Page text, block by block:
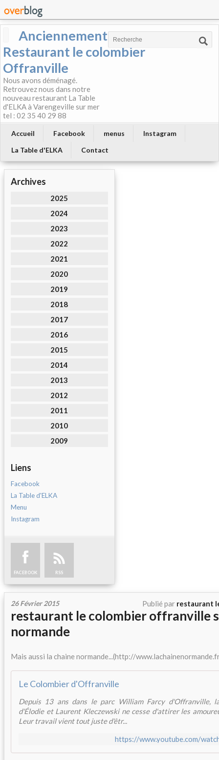
Anciennement
Restaurant le colombier
Offranville
Nous avons déménagé.
Retrouvez nous dans notre
nouveau restaurant La Table
d'ELKA à Varengeville sur mer
tel : 02 35 40 29 88
Accueil Facebook menus
Instagram
La Table d'ELKA
Contact
Archives
2025
2024
2023
2022
2021
2020
2019
2018
2017
2016
2015
2014
2013
2012
2011
2010
2009
Liens
Facebook
La Table d'ELKA
Menu
Instagram
FACEBOOK RSS
26 Février 2015 Publié par restaurant
restaurant le colombier offranville
normande
Mais aussi la chaine normande...(http://
Le Colombier d'Offranville
Depuis 13 ans dans le parc William Farcy d'Offranville,
d'Élodie et Laurent Kleczewski ne cesse d'attirer les
Leur travail vient tout juste d'êtr...
https://www.youtube.com/